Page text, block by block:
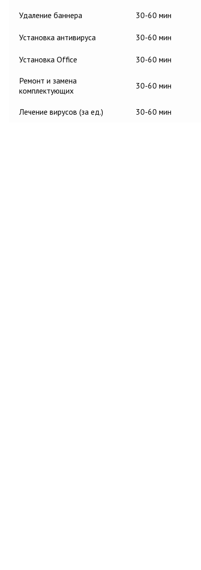
Удаление баннера 30-60 мин
Установка антивируса 30-60 мин
Установка Office 30-60 мин
Ремонт и замена
комплектующих
30-60 мин
Лечение вирусов (за ед.) 30-60 мин